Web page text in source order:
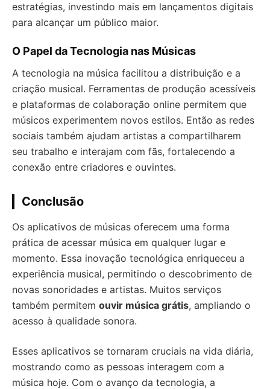
estratégias, investindo mais em lançamentos digitais
para alcançar um público maior.
O Papel da Tecnologia nas Músicas
A tecnologia na música facilitou a distribuição e a
criação musical. Ferramentas de produção acessíveis
e plataformas de colaboração online permitem que
músicos experimentem novos estilos. Então as redes
sociais também ajudam artistas a compartilharem
seu trabalho e interajam com fãs, fortalecendo a
conexão entre criadores e ouvintes.
Conclusão
Os aplicativos de músicas oferecem uma forma
prática de acessar música em qualquer lugar e
momento. Essa inovação tecnológica enriqueceu a
experiência musical, permitindo o descobrimento de
novas sonoridades e artistas. Muitos serviços
também permitem ouvir música grátis, ampliando o
acesso à qualidade sonora.
Esses aplicativos se tornaram cruciais na vida diária,
mostrando como as pessoas interagem com a
música hoje. Com o avanço da tecnologia, a